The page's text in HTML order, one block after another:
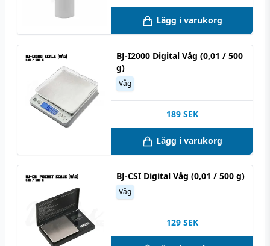
Lägg i varukorg
BJ-I2000 Digital Våg (0,01 / 500
g)
Våg
189 SEK
Lägg i varukorg
BJ-CSI Digital Våg (0,01 / 500 g)
Våg
129 SEK